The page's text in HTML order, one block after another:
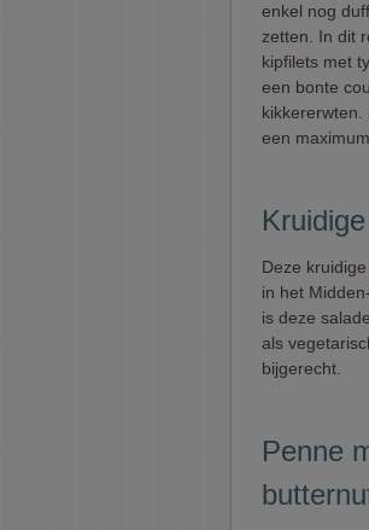
enkel nog
zetten. In dit
kipfilets met
een bonte
kikkererwten.
een
Deze
in het
is deze
als
bijgerecht.
Penne